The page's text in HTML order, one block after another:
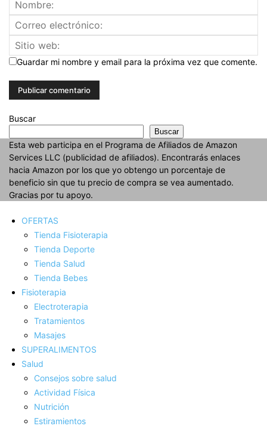
Guardar mi nombre y email para la próxima vez que comente.
Buscar
Buscar
Esta web participa en el Programa de Afiliados de Amazon
Services LLC (publicidad de afiliados). Encontrarás enlaces
hacia Amazon por los que yo obtengo un porcentaje de
beneficio sin que tu precio de compra se vea aumentado.
Gracias por tu apoyo.
OFERTAS
Tienda Fisioterapia
Tienda Deporte
Tienda Salud
Tienda Bebes
Fisioterapia
Electroterapia
Tratamientos
Masajes
SUPERALIMENTOS
Salud
Consejos sobre salud
Actividad Fí­sica
Nutrición
Estiramientos